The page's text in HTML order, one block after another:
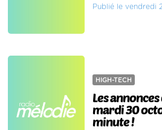
Publié le vendredi
HIGH-TECH
Les
mardi 30
minute !